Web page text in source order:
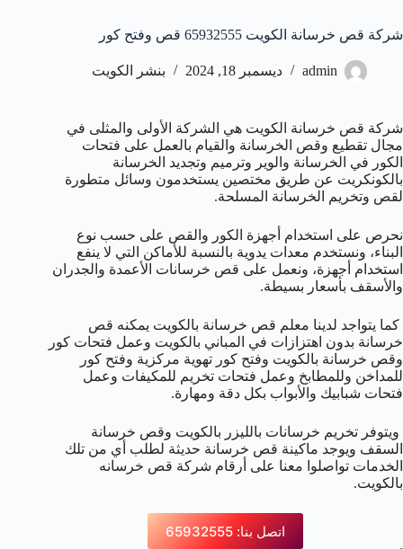
شركة قص خرسانة الكويت 65932555 قص وفتح كور
admin ديسمبر 18, 2024 بنشر الكويت
شركة قص خرسانة الكويت هي الشركة الأولى والمثلى في
مجال تقطيع وقص الخرسانة والقيام بالعمل على فتحات
الكور في الخرسانة والوير وترميم وتجديد الخرسانة
بالكونكريت عن طريق مختصين يستخدمون وسائل متطورة
لقص وتخريم الخرسانة المسلحة.
نحرص على استخدام أجهزة الكور والقص على حسب نوع
البناء، ونستخدم معدات يدوية بالنسبة للأماكن التي لا ينفع
استخدام أجهزة، ونعمل على قص خرسانات الأعمدة والجدران
والأسقف بأسعار بسيطة.
كما يتواجد لدينا معلم قص خرسانة بالكويت يمكنه قص
خرسانة بدون اهتزازات في المباني بالكويت وعمل فتحات كور
وقص خرسانة بالكويت وفتح كور تهوية مركزية وفتح كور
للمداخن وللمطابخ وعمل فتحات تخريم للمكيفات وعمل
فتحات شبابيك والأبواب بكل دقة ومهارة.
ويتوفر تخريم خرسانات بالليزر بالكويت وقص خرسانة
السقف ويوجد ماكينة قص خرسانة حديثة لطلب أي من تلك
الخدمات تواصلوا معنا على أرقام شركة قص خرسانه
بالكويت.
اتصل بنا: 65932555